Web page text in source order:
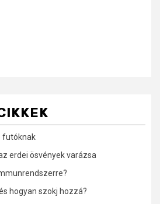
futóknak
erdei ösvények varázsa
hogyan szokj hozzá?